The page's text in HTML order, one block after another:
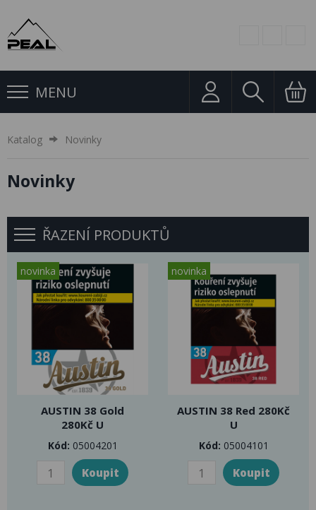
MENU
Katalog Novinky
Novinky
ŘAZENÍ PRODUKTŮ
novinka
AUSTIN 38 Gold
280Kč U
Kód: 05004201
novinka
AUSTIN 38 Red 280Kč
U
Kód: 05004101